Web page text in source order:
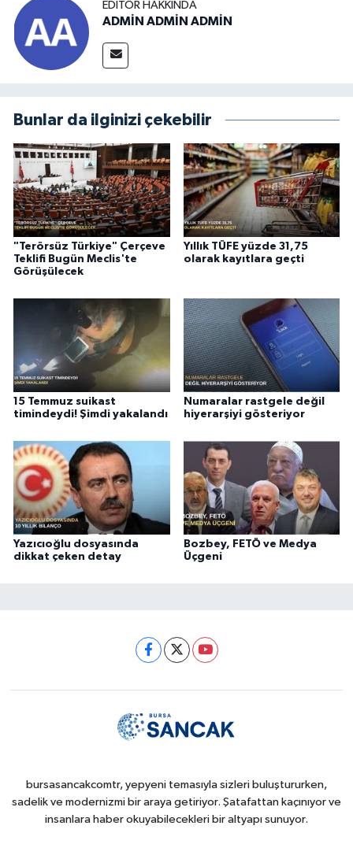
EDITÖR HAKKINDA
ADMİN ADMİN ADMİN
Bunlar da ilginizi çekebilir
"Terörsüz Türkiye" Çerçeve
Teklifi Bugün Meclis'te
Görüşülecek
Yıllık TÜFE yüzde 31,75
olarak kayıtlara geçti
15 Temmuz suikast
timindeydi! Şimdi yakalandı
Numaralar rastgele değil
hiyerarşiyi gösteriyor
Yazıcıoğlu dosyasında
dikkat çeken detay
Bozbey, FETÖ ve Medya
Üçgeni
bursasancakcomtr, yepyeni temasıyla sizleri buluştururken,
sadelik ve modernizmi bir araya getiriyor. Şatafattan kaçınıyor ve
insanlara haber okuyabilecekleri bir altyapı sunuyor.